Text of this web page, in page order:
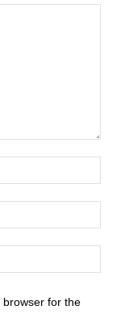
browser for the